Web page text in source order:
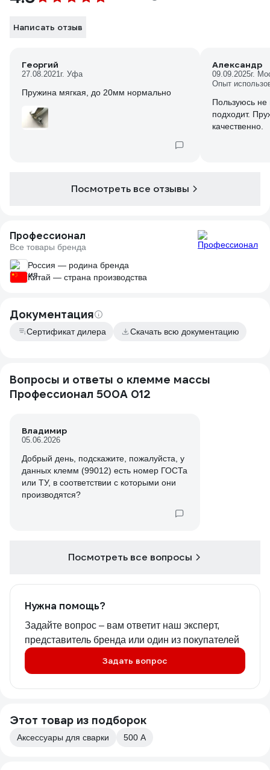
Написать отзыв
Георгий
27.08.2021г. Уфа
Пружина мягкая, до 20мм нормально
Александр
09.09.2025г.
Опыт
Пользуюсь
подходит.
качественно.
Посмотреть все отзывы
Профессионал
Все товары бренда
Россия — родина бренда
Китай — страна производства
Документация
Сертификат дилера Скачать всю документацию
Вопросы и ответы о клемме массы
Профессионал 500А 012
Владимир
05.06.2026
Добрый день, подскажите, пожалуйста, у
данных клемм (99012) есть номер ГОСТа
или ТУ, в соответствии с которыми они
производятся?
Посмотреть все вопросы
Нужна помощь?
Задайте вопрос – вам ответит наш эксперт,
представитель бренда или один из покупателей
Задать вопрос
Этот товар из подборок
Аксессуары для сварки 500 А